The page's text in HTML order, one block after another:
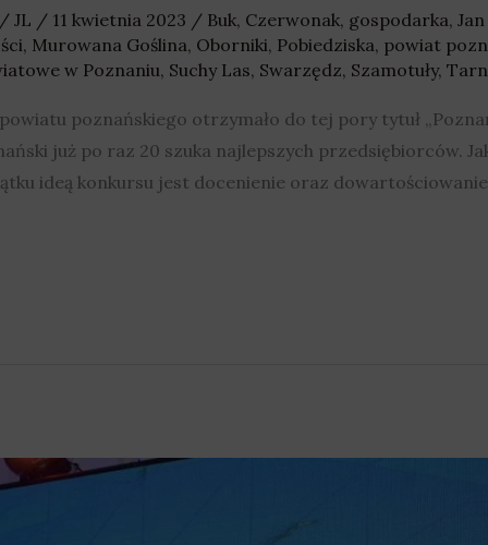
JL / 11 kwietnia 2023 / Buk, Czerwonak, gospodarka,
, Murowana Goślina, Oborniki, Pobiedziska, powiat
w Poznaniu, Suchy Las, Swarzędz, Szamotuły,
poznańskiego otrzymało do tej pory tytuł
już po raz 20 szuka najlepszych przedsiębiorców.
ideą konkursu jest docenienie oraz